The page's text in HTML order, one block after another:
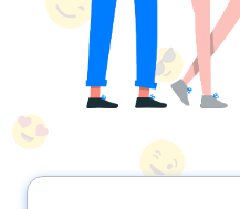
Contact